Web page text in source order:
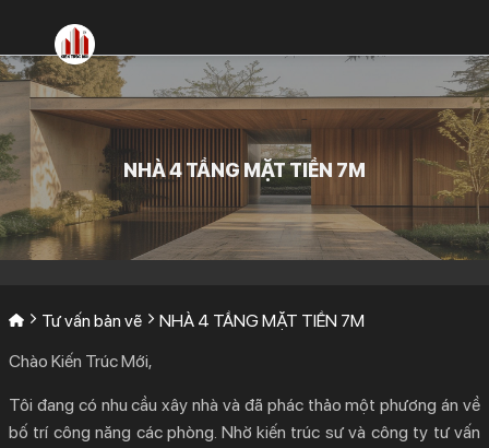
nội
dung
NHÀ 4 TẦNG MẶT TIỀN 7M
Tư vấn bản vẽ
NHÀ 4 TẦNG MẶT TIỀN 7M
Chào Kiến Trúc Mới,
Tôi đang có nhu cầu xây nhà và đã phác thảo một phương án về
bố trí công năng các phòng. Nhờ kiến trúc sư và công ty tư vấn